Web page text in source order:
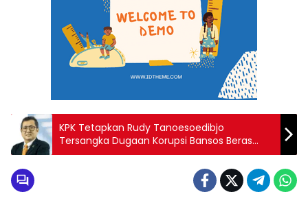
KPK Tetapkan Rudy Tanoesoedibjo
Tersangka Dugaan Korupsi Bansos Beras
2020